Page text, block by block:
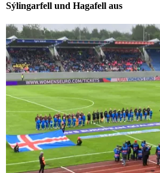
Sýlingarfell und Hagafell aus